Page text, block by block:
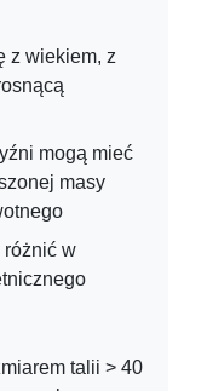
z wiekiem, z
mogą mieć
masy
różnić w
talii > 40